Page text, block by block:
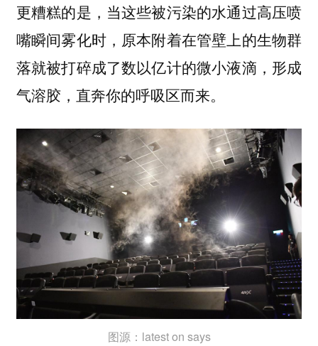
更糟糕的是，当这些被污染的水通过高压喷
嘴瞬间雾化时，原本附着在管壁上的生物群
落就被打碎成了数以亿计的微小液滴，形成
气溶胶，直奔你的呼吸区而来。
图源：latest on says